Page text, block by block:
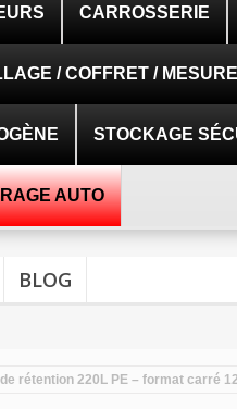
CARROSSERIE
/ COFFRET / MESURE
STOCKAGE
AUTO
BLOG
rétention 220L PE – format carré